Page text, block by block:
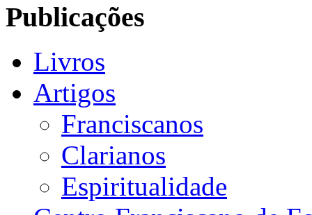
Publicações
Livros
Artigos
Franciscanos
Clarianos
Espiritualidade